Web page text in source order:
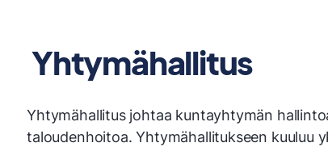
Yhtymähallitus
Yhtymähallitus johtaa kuntayhtymän
taloudenhoitoa. Yhtymähallitukseen kuuluu